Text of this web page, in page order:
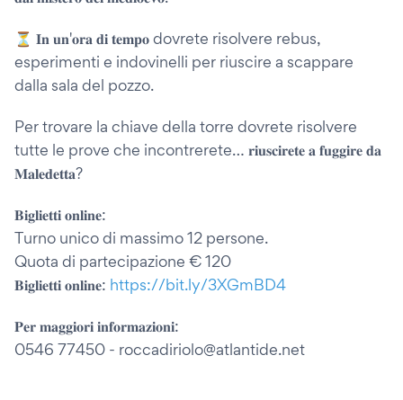
⏳ 𝐈𝐧 𝐮𝐧'𝐨𝐫𝐚 𝐝𝐢 𝐭𝐞𝐦𝐩𝐨 dovrete risolvere rebus,
esperimenti e indovinelli per riuscire a scappare
dalla sala del pozzo.
Per trovare la chiave della torre dovrete risolvere
tutte le prove che incontrerete… 𝐫𝐢𝐮𝐬𝐜𝐢𝐫𝐞𝐭𝐞 𝐚 𝐟𝐮𝐠𝐠𝐢𝐫𝐞 𝐝𝐚
𝐌𝐚𝐥𝐞𝐝𝐞𝐭𝐭𝐚?
𝐁𝐢𝐠𝐥𝐢𝐞𝐭𝐭𝐢 𝐨𝐧𝐥𝐢𝐧𝐞:
Turno unico di massimo 12 persone.
Quota di partecipazione € 120
𝐁𝐢𝐠𝐥𝐢𝐞𝐭𝐭𝐢 𝐨𝐧𝐥𝐢𝐧𝐞: https://bit.ly/3XGmBD4
𝐏𝐞𝐫 𝐦𝐚𝐠𝐠𝐢𝐨𝐫𝐢 𝐢𝐧𝐟𝐨𝐫𝐦𝐚𝐳𝐢𝐨𝐧𝐢:
0546 77450 - roccadiriolo@atlantide.net